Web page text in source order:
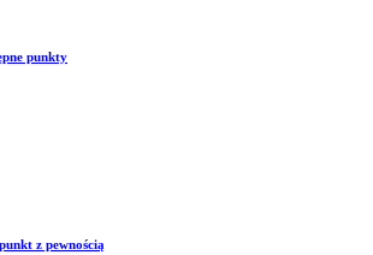
punkty
z pewnością